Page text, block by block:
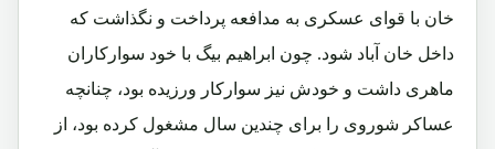
خان با قوای عسکری به مدافعه پرداخت و نگذاشت که
داخل خان آباد شود. چون ابراهیم بیگ با خود سوارکاران
ماهری داشت و خودش نیز سوارکار ورزیده بود، چنانچه
عساکر شوروی را برای چندین سال مشغول کرده بود، از